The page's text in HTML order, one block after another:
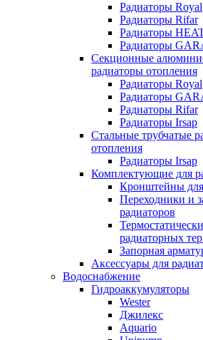
Радиаторы Royal
Радиаторы Rifar
Радиаторы
Радиаторы
Секционные
радиаторы отопления
Радиаторы Royal
Радиаторы
Радиаторы Rifar
Радиаторы Irsap
Стальные трубчатые
отопления
Радиаторы Irsap
Комплектующие для
Кронштейны для
Переходники и
радиаторов
радиаторных
Запорная
Аксессуары для
Водоснабжение
Гидроаккумуляторы
Wester
Джилекс
Aquario